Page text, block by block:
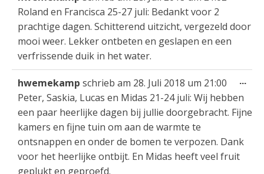
Roland en Francisca 25-27 juli: Bedankt voor 2
prachtige dagen. Schitterend uitzicht, vergezeld door
mooi weer. Lekker ontbeten en geslapen en een
verfrissende duik in het water.
hwemekamp schrieb am 28. Juli 2018 um 21:00
Peter, Saskia, Lucas en Midas 21-24 juli: Wij hebben
een paar heerlijke dagen bij jullie doorgebracht. Fijne
kamers en fijne tuin om aan de warmte te
ontsnappen en onder de bomen te verpozen. Dank
voor het heerlijke ontbijt. En Midas heeft veel fruit
geplukt en geproefd.
...